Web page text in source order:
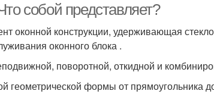
собой представляет?
оконной конструкции, удерживающая
оконного блока .
поворотной, откидной и
геометрической формы от прямоугольника